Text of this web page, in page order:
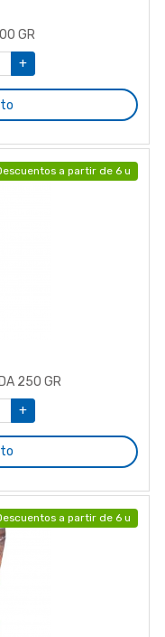
GR
+
a partir de 6 u
250 GR
+
a partir de 6 u